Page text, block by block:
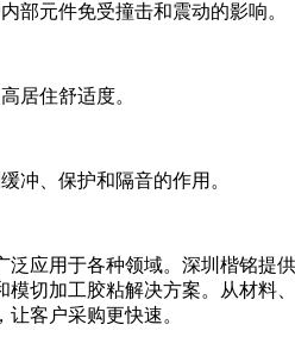
部元件免受撞击和震动的影响。
居住舒适度。
冲、保护和隔音的作用。
应用于各种领域。深圳楷铭提
切加工胶粘解决方案。从材料
客户采购更快速。